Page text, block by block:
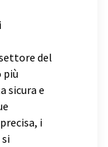
del
più
sicura e
i